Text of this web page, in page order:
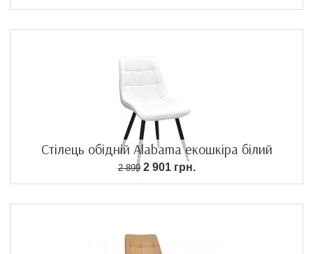
Стілець обідній Alabama екошкіра білий
2 8992 901 грн.